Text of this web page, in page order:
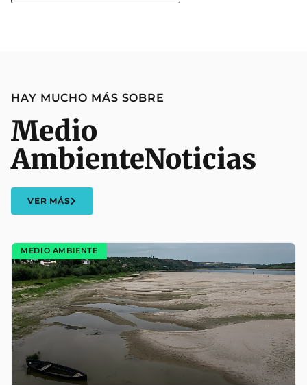
HAY MUCHO MÁS SOBRE
Medio
AmbienteNoticias
VER MÁS
MEDIO AMBIENTE